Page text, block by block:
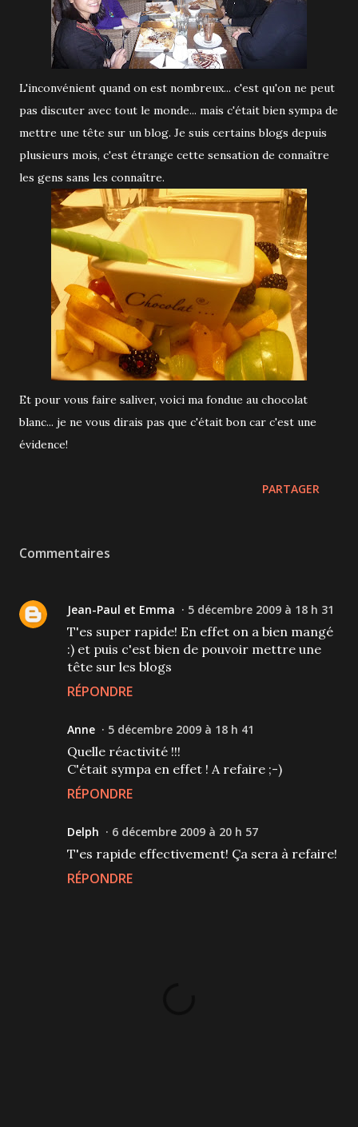
L'inconvénient quand on est nombreux... c'est qu'on ne peut
pas discuter avec tout le monde... mais c'était bien sympa de
mettre une tête sur un blog. Je suis certains blogs depuis
plusieurs mois, c'est étrange cette sensation de connaître
les gens sans les connaître.
Et pour vous faire saliver, voici ma fondue au chocolat
blanc... je ne vous dirais pas que c'était bon car c'est une
évidence!
PARTAGER
Commentaires
Jean-Paul et Emma 5 décembre 2009 à 18 h 31
T'es super rapide! En effet on a bien mangé
:) et puis c'est bien de pouvoir mettre une
tête sur les blogs
RÉPONDRE
Anne 5 décembre 2009 à 18 h 41
Quelle réactivité !!!
C'était sympa en effet ! A refaire ;-)
RÉPONDRE
Delph 6 décembre 2009 à 20 h 57
T'es rapide effectivement! Ça sera à refaire!
RÉPONDRE